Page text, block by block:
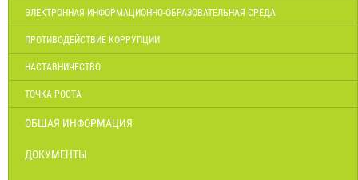
ЭЛЕКТРОННАЯ ИНФОРМАЦИОННО-ОБРАЗОВАТЕЛЬНАЯ СРЕДА
ПРОТИВОДЕЙСТВИЕ КОРРУПЦИИ
НАСТАВНИЧЕСТВО
ТОЧКА РОСТА
ОБЩАЯ ИНФОРМАЦИЯ
ДОКУМЕНТЫ